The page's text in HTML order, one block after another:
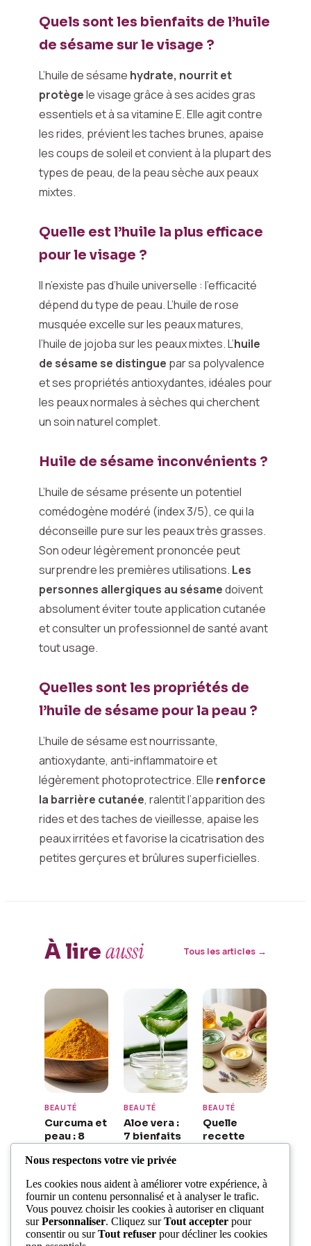
Quels sont les bienfaits de l’huile
de sésame sur le visage ?
L’huile de sésame hydrate, nourrit et
protègele visage grâce à ses acides gras
essentiels et à sa vitamine E. Elle agit contre
les rides, prévient les taches brunes, apaise
les coups de soleil et convient à la plupart des
types de peau, de la peau sèche aux peaux
mixtes.
Quelle est l’huile la plus efficace
pour le visage ?
Il n’existe pas d’huile universelle : l’efficacité
dépend du type de peau. L’huile de rose
musquée excelle sur les peaux matures,
l’huile de jojoba sur les peaux mixtes. L’huile
de sésame se distingue par sa polyvalence
et ses propriétés antioxydantes, idéales pour
les peaux normales à sèches qui cherchent
un soin naturel complet.
Huile de sésame inconvénients ?
L’huile de sésame présente un potentiel
comédogène modéré (index 3/5), ce qui la
déconseille pure sur les peaux très grasses.
Son odeur légèrement prononcée peut
surprendre les premières utilisations. Les
personnes allergiques au sésamedoivent
absolument éviter toute application cutanée
et consulter un professionnel de santé avant
tout usage.
Quelles sont les propriétés de
l’huile de sésame pour la peau ?
L’huile de sésame est nourrissante,
antioxydante, anti-inflammatoire et
légèrement photoprotectrice. Elle renforce
la barrière cutanée, ralentit l’apparition des
rides et des taches de vieillesse, apaise les
peaux irritées et favorise la cicatrisation des
petites gerçures et brûlures superficielles.
À lireaussi Tous les articles →
BEAUTÉ
Curcuma et
peau : 8
de la
pour un
éclat
naturel
Beauté & Co
BEAUTÉ
Aloe vera :
7 bienfaits
peau
et
régénérée
Beauté & Co
BEAUTÉ
Quelle
recette
parfaite ?
Beauté & Co
Nous respectons votre vie privée
Les cookies nous aident à améliorer votre expérience, à
fournir un contenu personnalisé et à analyser le trafic.
Vous pouvez choisir les cookies à autoriser en cliquant
surPersonnaliser. Cliquez surTout accepter pour
consentir ou surTout refuser pour décliner les cookies